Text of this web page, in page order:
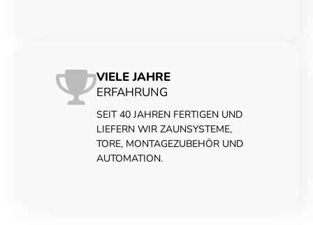
VIELE JAHRE
ERFAHRUNG
SEIT 40 JAHREN FERTIGEN UND
LIEFERN WIR ZAUNSYSTEME,
TORE, MONTAGEZUBEHÖR UND
AUTOMATION.